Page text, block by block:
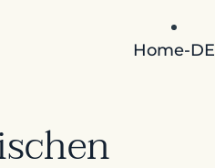
Home-DE